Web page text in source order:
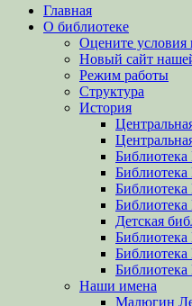
Перейти
содержимому
Главная
О библиотеке
Оцените условия
Новый сайт
Режим работы
Структура
История
Детская
Наши имена
Малюгин